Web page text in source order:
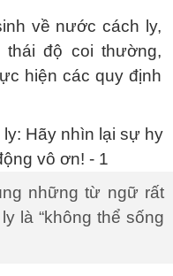
về nước cách ly,
độ coi thường,
hiện các quy định
những từ ngữ rất
là “không thể sống